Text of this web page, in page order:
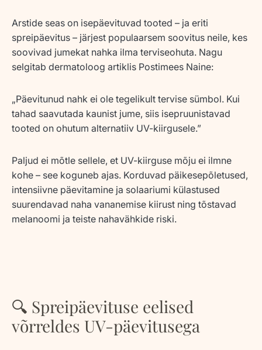
Arstide seas on isepäevituvad tooted – ja eriti
spreipäevitus – järjest populaarsem soovitus neile, kes
soovivad jumekat nahka ilma terviseohuta. Nagu
selgitab dermatoloog artiklis Postimees Naine:
„Päevitunud nahk ei ole tegelikult tervise sümbol. Kui
tahad saavutada kaunist jume, siis isepruunistavad
tooted on ohutum alternatiiv UV-kiirgusele.”
Paljud ei mõtle sellele, et UV-kiirguse mõju ei ilmne
kohe – see koguneb ajas. Korduvad päikesepõletused,
intensiivne päevitamine ja solaariumi külastused
suurendavad naha vananemise kiirust ning tõstavad
melanoomi ja teiste nahavähkide riski.
🔍 Spreipäevituse eelised
võrreldes UV-päevitusega